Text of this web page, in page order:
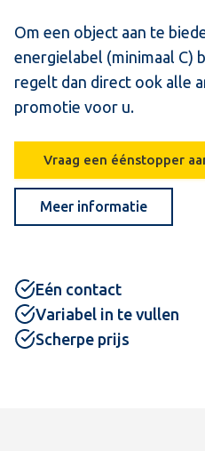
Om een object aan te
energielabel (minimaal C)
regelt dan direct ook alle
promotie voor u.
Vraag een éénstopper
Meer informatie
Eén contact
Variabel in te vullen
Scherpe prijs